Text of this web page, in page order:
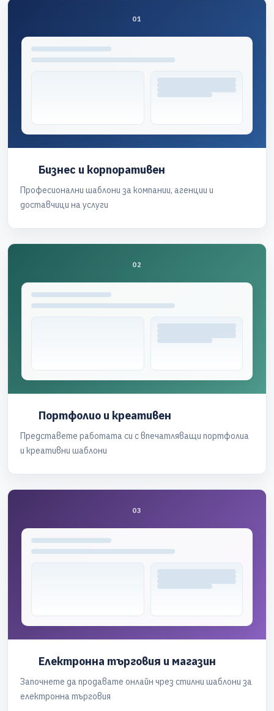
01
Бизнес и корпоративен
Професионални шаблони за компании, агенции и
доставчици на услуги
02
Портфолио и креативен
Представете работата си с впечатляващи портфолиа
и креативни шаблони
03
Електронна търговия и магазин
Започнете да продавате онлайн чрез стилни шаблони за
електронна търговия